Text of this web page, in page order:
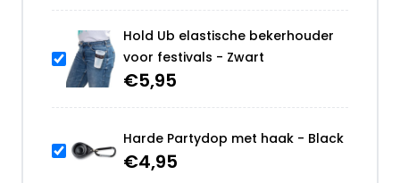
Hold Ub elastische bekerhouder
voor festivals - Zwart
€5,95
Harde Partydop met haak - Black
€4,95